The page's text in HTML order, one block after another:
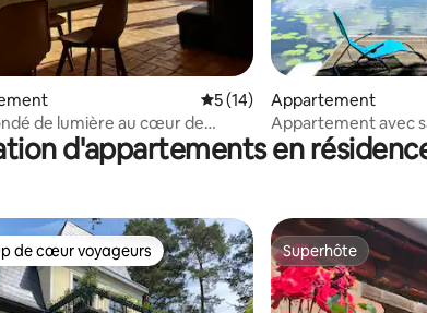
la base de 13 commentaires : 4,92 sur 5
Évaluation moyenne sur la
5 (14)
de lumière au cœur de
Appartement
Appartement avec
sur le lac Buckow
d'appartements en
de cœur voyageurs les plus appréciés
de cœur voyageurs Superhôte
Superhôte